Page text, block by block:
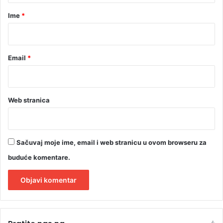
rIme *
Email *
Web stranica
Sačuvaj moje ime, email i web stranicu u ovom browseru za
buduće komentare.